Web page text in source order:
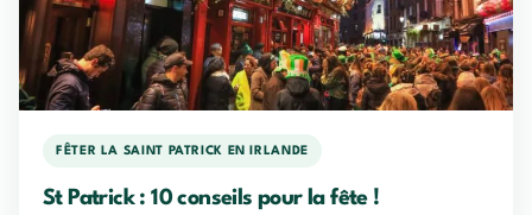
FÊTER LA SAINT PATRICK EN IRLANDE
St Patrick : 10 conseils pour la fête !